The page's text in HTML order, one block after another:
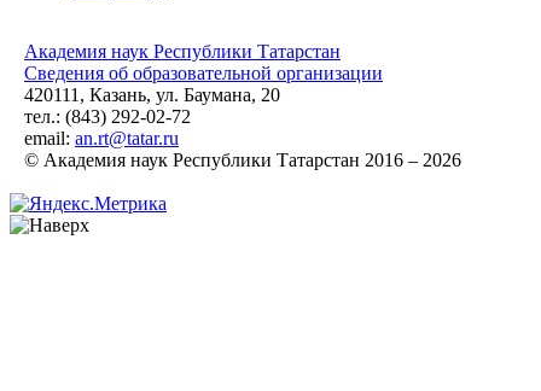
Академия наук Республики Татарстан
Сведения об образовательной организации
420111, Казань, ул. Баумана, 20
тел.: (843) 292-02-72
email: an.rt@tatar.ru
© Академия наук Республики Татарстан 2016 – 2026